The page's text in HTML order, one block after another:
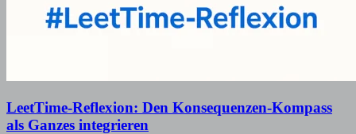
LeetTime-Reflexion: Den Konsequenzen-Kompass
als Ganzes integrieren